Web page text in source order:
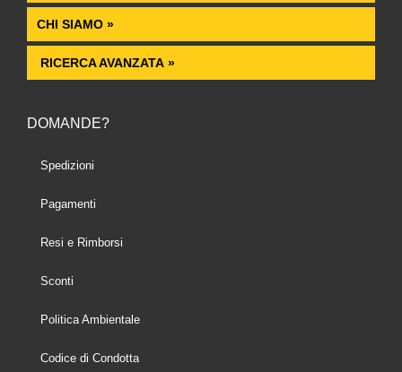
CHI SIAMO »
RICERCA AVANZATA »
DOMANDE?
Spedizioni
Pagamenti
Resi e Rimborsi
Sconti
Politica Ambientale
Codice di Condotta